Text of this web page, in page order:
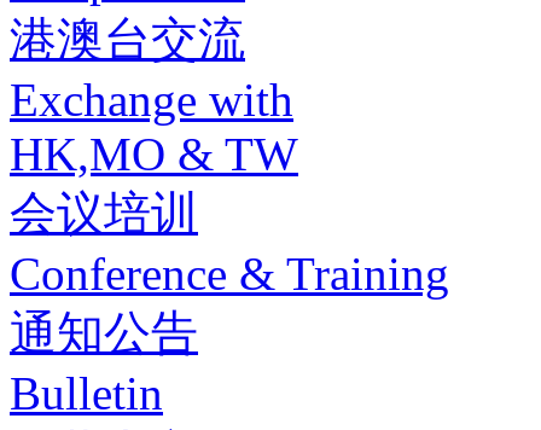
港澳台交流
Exchange with
HK,MO & TW
会议培训
Conference & Training
通知公告
Bulletin